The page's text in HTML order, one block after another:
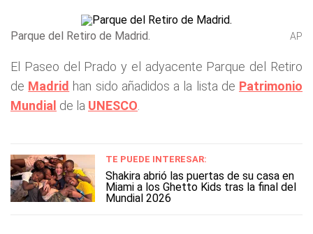
Parque del Retiro de Madrid . AP
El Paseo del Prado y el adyacente Parque del Retiro
de Madrid han sido añadidos a la lista de Patrimonio
Mundial de la UNESCO
TE PUEDE INTERESAR:
Shakira abrió las puertas de su casa en
Miami a los Ghetto Kids tras la final del
Mundial 2026